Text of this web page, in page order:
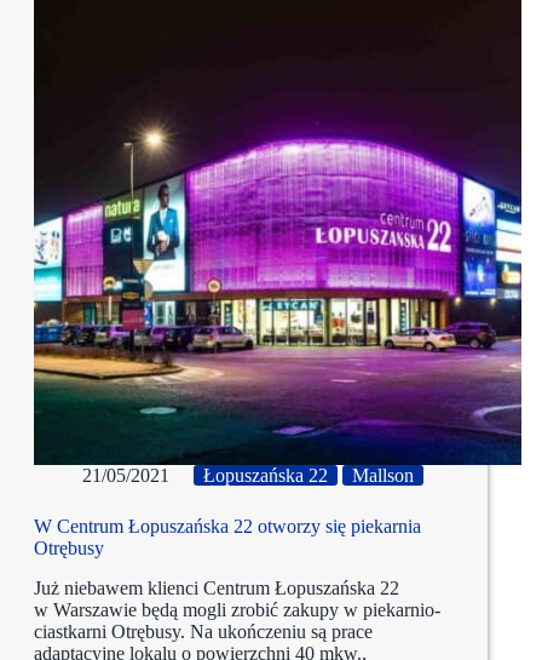
21/05/2021 Łopuszańska 22 Mallson
W Centrum Łopuszańska 22 otworzy się piekarnia
Otrębusy
Już niebawem klienci Centrum Łopuszańska 22
w Warszawie będą mogli zrobić zakupy w piekarnio-
ciastkarni Otrębusy. Na ukończeniu są prace
adaptacyjne lokalu o powierzchni 40 mkw.,